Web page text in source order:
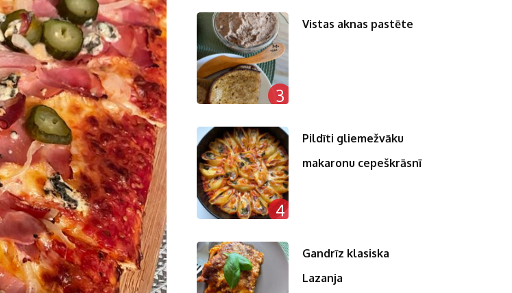
3
Vistas aknas pastēte
4
Pildīti gliemežvāku
makaronu cepeškrāsnī
Gandrīz klasiska
Lazanja